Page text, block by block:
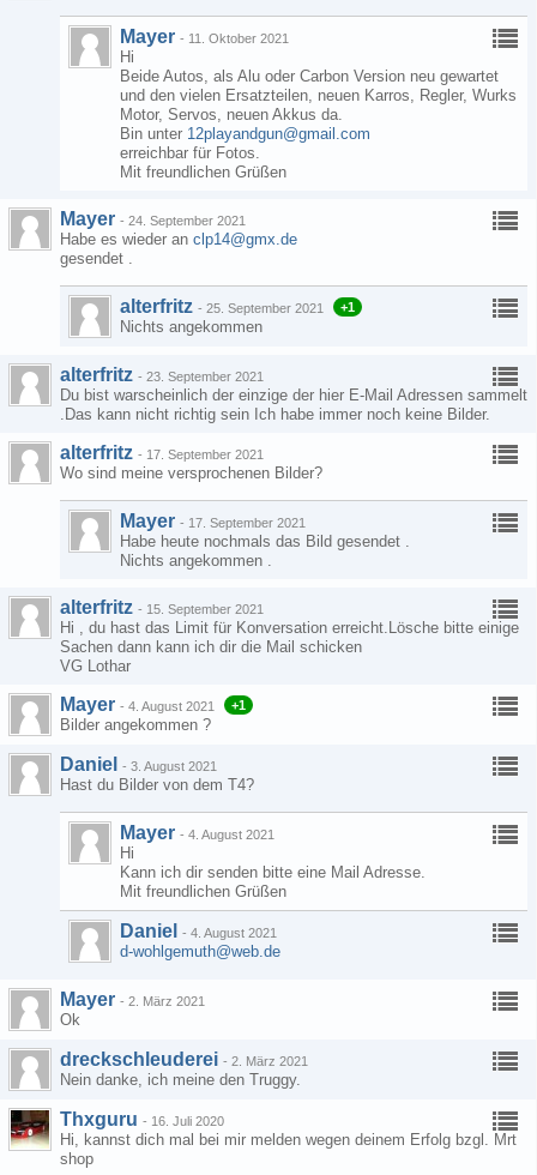
Mayer - 11. Oktober 2021
Hi
Beide Autos, als Alu oder Carbon Version neu gewartet
und den vielen Ersatzteilen, neuen Karros, Regler, Wurks
Motor, Servos, neuen Akkus da.
Bin unter 12playandgun@gmail.com
erreichbar für Fotos.
Mit freundlichen Grüßen
Mayer - 24. September 2021
Habe es wieder an clp14@gmx.de
gesendet .
alterfritz - 25. September 2021 +1
Nichts angekommen
alterfritz - 23. September 2021
Du bist warscheinlich der einzige der hier E-Mail Adressen sammelt
.Das kann nicht richtig sein Ich habe immer noch keine Bilder.
alterfritz - 17. September 2021
Wo sind meine versprochenen Bilder?
Mayer - 17. September 2021
Habe heute nochmals das Bild gesendet .
Nichts angekommen .
alterfritz - 15. September 2021
Hi , du hast das Limit für Konversation erreicht.Lösche bitte einige
Sachen dann kann ich dir die Mail schicken
VG Lothar
Mayer - 4. August 2021 +1
Bilder angekommen ?
Daniel - 3. August 2021
Hast du Bilder von dem T4?
Mayer - 4. August 2021
Hi
Kann ich dir senden bitte eine Mail Adresse.
Mit freundlichen Grüßen
Daniel - 4. August 2021
d-wohlgemuth@web.de
Mayer - 2. März 2021
Ok
dreckschleuderei - 2. März 2021
Nein danke, ich meine den Truggy.
Thxguru - 16. Juli 2020
Hi, kannst dich mal bei mir melden wegen deinem Erfolg bzgl. Mrt
shop